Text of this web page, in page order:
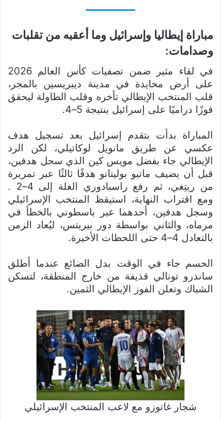
مباراة إيطاليا وإسرائيل وما أعقبه من تقلبات
وصدامات:
في لقاء مثير ضمن تصفيات كأس العالم 2026
على أرض محايدة في مدينة ديبريسين بالمجر،
قلب المنتخب الإيطالي تأخره وقلب الطاولة ليحقق
فوزًا دراميًا على إسرائيل بنتيجة 5–4.
المباراة بدأت بتقدم إسرائيل بعد تسجيل هدف
عكسي عن طريق مانويل لوكاتيلي، لكن الرد
الإيطالي جاء بفضل مويس كين الذي سجل هدفين،
قبل أن يضيف ماتيو بوليتانو هدفًا ثالثًا عبر تمريرة
من ريتِغي، ثم رفع راسبادوري الغلة إلى 4–2 .
ومع اقتراب النهاية، استيقظ المنتخب الإسرائيلي
وسجل هدفين، أحدهما عبر باسطوني بالخطأ في
مرماه، والثاني بواسطة دور بيريتس، ليُعاد الزمن
بالتعادل 4–4 حتى اللحظات الأخيرة.
الحسم جاء في الوقت بدل الضائع عندما أطلق
ساندرو تونالي قذيفة من خارج المنطقة، لتسكن
الشباك وتعلن الفوز الإيطالي الثمين.
شجار غاتوزو مع لاعب المنتخب الإسرائيلي